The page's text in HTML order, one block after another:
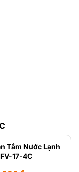
Tắm Nước Lạnh
17-4C